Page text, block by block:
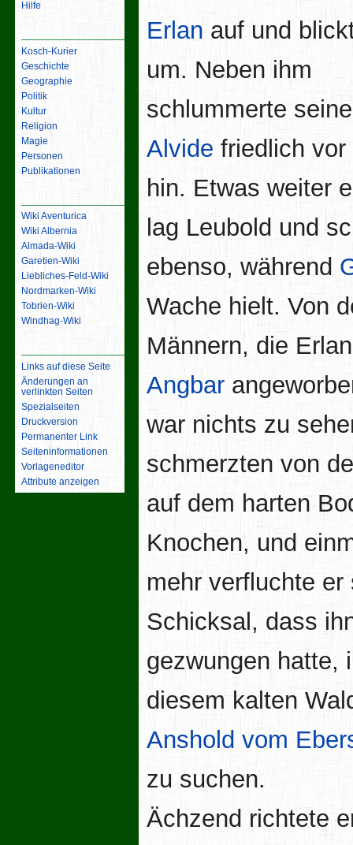
Erlan auf und
um. Neben ihm
schlummerte
Alvide friedlich vor
hin. Etwas weiter
lag Leubold und
ebenso, während
Wache hielt. Von
Männern, die
Angbar
war nichts zu
schmerzten von
auf dem harten
Knochen, und
mehr verfluchte er
Schicksal, dass
gezwungen hatte,
diesem kalten
Anshold vom
zu suchen.
Ächzend richtete
Hilfe
Kosch-Kurier
Geschichte
Geographie
Politik
Kultur
Religion
Magie
Personen
Publikationen
Wiki Aventurica
Wiki Albernia
Almada-Wiki
Garetien-Wiki
Liebliches-Feld-Wiki
Nordmarken-Wiki
Tobrien-Wiki
Windhag-Wiki
Links auf diese Seite
Änderungen an
verlinkten Seiten
Spezialseiten
Druckversion
Permanenter Link
Seiten­­informationen
Vorlageneditor
Attribute anzeigen